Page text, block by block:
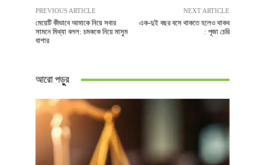
PREVIOUS ARTICLE
মেয়েটি কীভাবে আমাকে নিয়ে সবার
সামনে মিথ্যা বলল: চমককে নিয়ে মাসুম
বাশার
NEXT ARTICLE
এক-দুই বছর বসে থাকতে হলেও থাকব
: পূজা চেরি
আরো পড়ুুর